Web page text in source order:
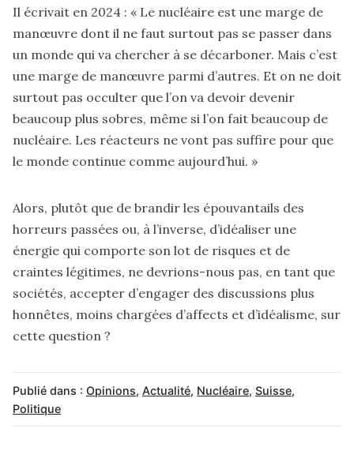
Il écrivait en 2024 : « Le nucléaire est une marge de
manœuvre dont il ne faut surtout pas se passer dans
un monde qui va chercher à se décarboner. Mais c’est
une marge de manœuvre parmi d’autres. Et on ne doit
surtout pas occulter que l’on va devoir devenir
beaucoup plus sobres, même si l’on fait beaucoup de
nucléaire. Les réacteurs ne vont pas suffire pour que
le monde continue comme aujourd’hui. »
Alors, plutôt que de brandir les épouvantails des
horreurs passées ou, à l’inverse, d’idéaliser une
énergie qui comporte son lot de risques et de
craintes légitimes, ne devrions-nous pas, en tant que
sociétés, accepter d’engager des discussions plus
honnêtes, moins chargées d’affects et d’idéalisme, sur
cette question ?
Publié dans : Opinions, Actualité, Nucléaire, Suisse,
Politique